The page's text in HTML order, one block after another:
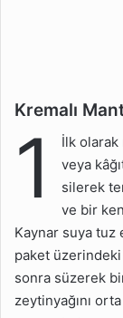
Kremalı
1
İlk
veya
silerek
ve bir
Kaynar suya tuz
paket üzerindeki
sonra süzerek
zeytinyağını